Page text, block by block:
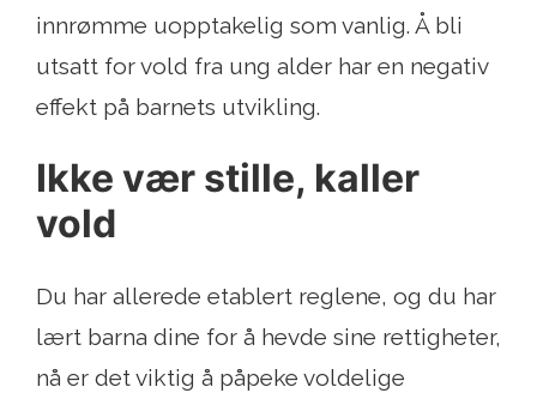
innrømme uopptakelig som vanlig. Å bli
utsatt for vold fra ung alder har en negativ
effekt på barnets utvikling.
Ikke vær stille, kaller
vold
Du har allerede etablert reglene, og du har
lært barna dine for å hevde sine rettigheter,
nå er det viktig å påpeke voldelige